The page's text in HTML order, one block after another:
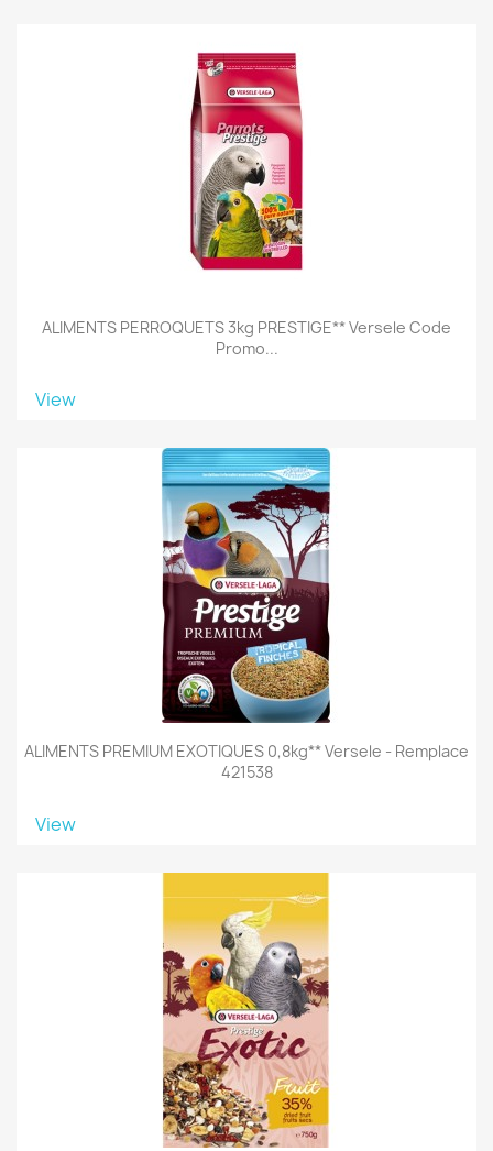
ALIMENTS PERROQUETS 3kg PRESTIGE** Versele Code
Promo...
View
ALIMENTS PREMIUM EXOTIQUES 0,8kg** Versele - Remplace
421538
View